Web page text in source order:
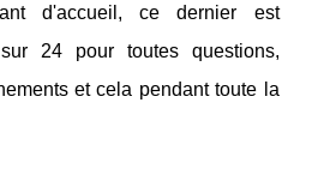
d'accueil, ce dernier est
24 pour toutes questions,
et cela pendant toute la